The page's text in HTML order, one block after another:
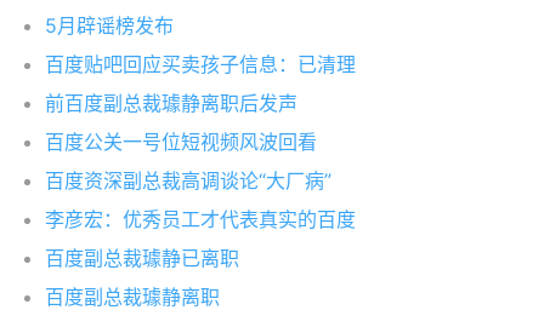
5月辟谣榜发布
百度贴吧回应买卖孩子信息：已清理
前百度副总裁璩静离职后发声
百度公关一号位短视频风波回看
百度资深副总裁高调谈论“大厂病”
李彦宏：优秀员工才代表真实的百度
百度副总裁璩静已离职
百度副总裁璩静离职